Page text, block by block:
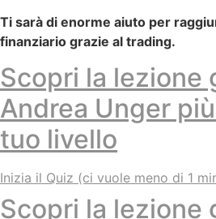
Ti sarà di enorme aiuto per
finanziario grazie al trading.
Scopri la lezione
Andrea Unger
tuo livello
Inizia il Quiz (ci vuole meno di 1
Scopri la lezione